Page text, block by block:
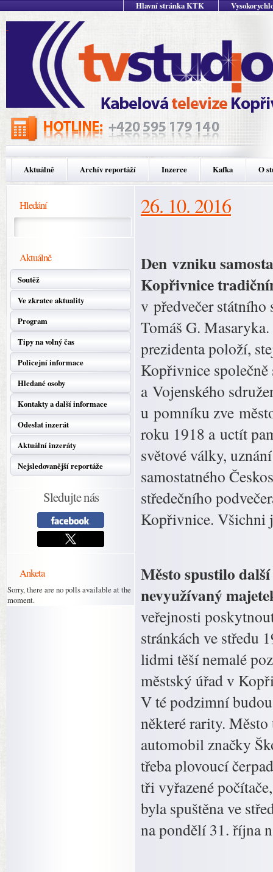
Hlavní stránka KTK
Aktuálně Archív reportáží Inzerce Kafka O
Hledání
Aktuálně
Soutěž
Ve zkratce aktuality
Program
Tipy na volný čas
Policejní informace
Hledané osoby
Kontakty a další informace
Odeslat inzerát
Aktuální inzeráty
Nejsledovanější reportáže
Sledujte nás
Anketa
Sorry, there are no polls available at the
moment.
26. 10. 2016
Den vzniku
Kopřivnice
v předvečer
Tomáš G.
prezidenta položí,
Kopřivnice
a Vojenského
u pomníku zve
roku 1918 a uctít
světové války,
samostatného
středečního
Kopřivnice. Všichni
Město spustilo
nevyužívaný
veřejnosti
stránkách ve středu
lidmi těší nemalé
městský úřad v
V té podzimní
některé rarity.
automobil značky
třeba plovoucí
tři vyřazené
byla spuštěna ve
na pondělí 31. října